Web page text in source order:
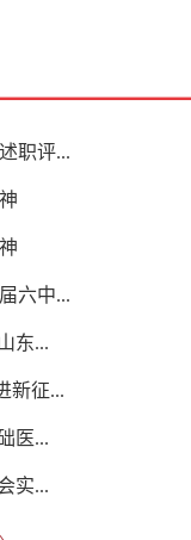
职评...
六中...
东...
新征...
医...
实...